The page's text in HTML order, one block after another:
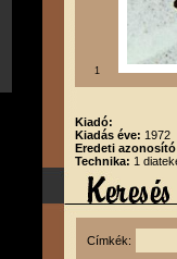
1
Kiadó:
Kiadás éve: 1972
Eredeti
Technika: 1
Címkék: